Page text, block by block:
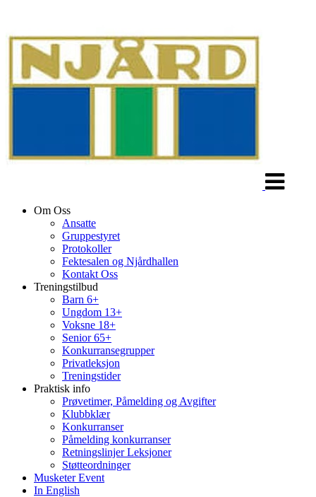
Om Oss
Ansatte
Gruppestyret
Protokoller
Fektesalen og Njårdhallen
Kontakt Oss
Treningstilbud
Barn 6+
Ungdom 13+
Voksne 18+
Senior 65+
Konkurransegrupper
Privatleksjon
Treningstider
Praktisk info
Prøvetimer, Påmelding og Avgifter
Klubbklær
Konkurranser
Påmelding konkurranser
Retningslinjer Leksjoner
Støtteordninger
Musketer Event
In English